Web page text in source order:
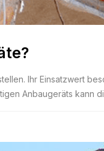
Ihr Einsatzwert
Anbaugeräts kann